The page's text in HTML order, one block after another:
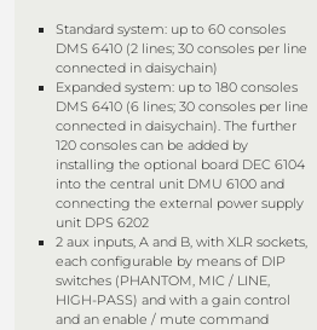
Standard system: up to 60 consoles
DMS 6410 (2 lines; 30 consoles per line
connected in daisychain)
Expanded system: up to 180 consoles
DMS 6410 (6 lines; 30 consoles per line
connected in daisychain). The further
120 consoles can be added by
installing the optional board DEC 6104
into the central unit DMU 6100 and
connecting the external power supply
unit DPS 6202
2 aux inputs, A and B, with XLR sockets,
each configurable by means of DIP
switches (PHANTOM, MIC / LINE,
HIGH-PASS) and with a gain control
and an enable / mute command